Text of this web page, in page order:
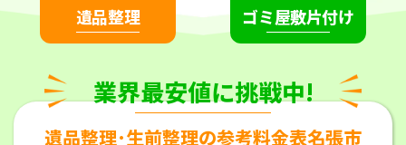
遺品整理 ゴミ屋敷片付け
業界最安値に挑戦中!
遺品整理･生前整理の参考料金表名張市